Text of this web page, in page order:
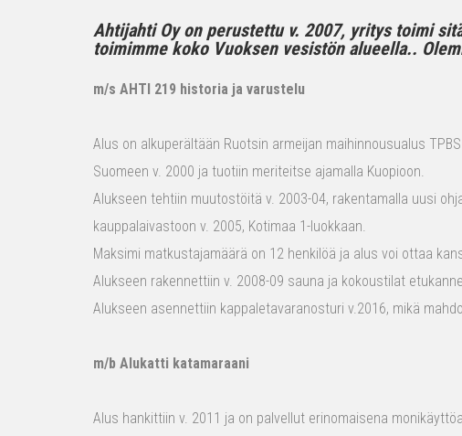
Ahtijahti Oy on perustettu v. 2007, yritys toimi
toimimme koko Vuoksen vesistön alueella..
m/s AHTI 219 historia ja varustelu
Alus on alkuperältään Ruotsin armeijan maihinnousualus
Suomeen v. 2000 ja tuotiin meriteitse ajamalla Kuopioon.
Alukseen tehtiin muutostöitä v. 2003-04, rakentamalla uusi
kauppalaivastoon v. 2005, Kotimaa 1-luokkaan.
Maksimi matkustajamäärä on 12 henkilöä ja alus voi ottaa
Alukseen rakennettiin v. 2008-09 sauna ja kokoustilat
Alukseen asennettiin kappaletavaranosturi v.2016, mikä
m/b Alukatti katamaraani
Alus hankittiin v. 2011 ja on palvellut erinomaisena